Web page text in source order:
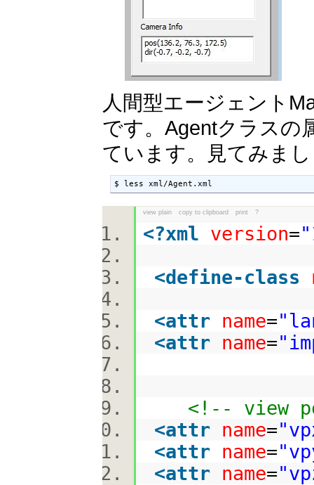
人間型エージェント
です。Agentクラスの
ています。見てみま
$ less xml/Agent.xml
view plain copy to clipboard print ?
<?xml version=
<define-class
<attr name=
<attr name=
<!-- view
<attr name=
<attr name=
<attr name=